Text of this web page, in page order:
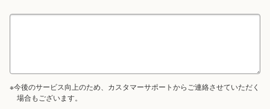
※今後のサービス向上のため、カスタマーサポートからご連絡させていただく
場合もございます。